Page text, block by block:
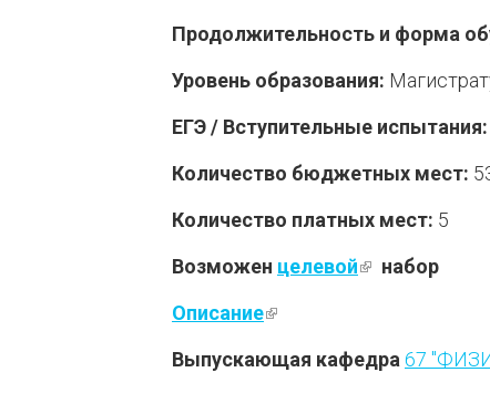
Продолжительность и форма
Уровень образования:
ЕГЭ / Вступительные испытания:
Количество бюджетных мест:
Количество платных мест: 5
Возможен целевой(внешняя
набор
Описание(внешняя ссылка)
Выпускающая кафедра 67